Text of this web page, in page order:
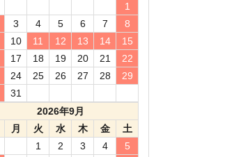
1
3 4 5 6 7
8
10 11 12 13 14
15
17 18 19 20 21
22
24 25 26 27 28
29
31
2026年9月
月 火 水 木 金
土
1
2 3 4
5